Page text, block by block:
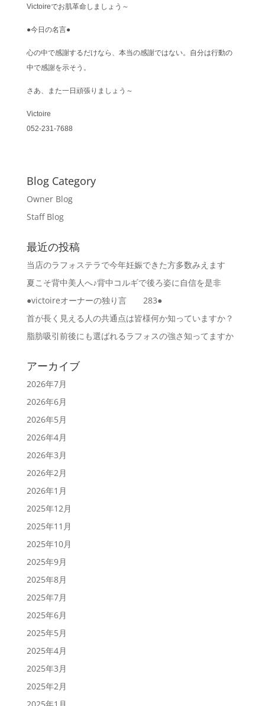
Victoireでお肌革命しましょう～
●今日の名言●
心の中で感謝するだけなら、本当の感謝ではない。自分は行動の
中で感謝を示そう。
さあ、また一日頑張りましょう～
Victoire
052-231-7688
Blog Category
Owner Blog
Staff Blog
最近の投稿
当店のラフォステラで今年妊娠できた方多数みえます
夏こそ背中美人へ♪背中コルギで後ろ姿に自信を是非
●victoireオーナーの独り言 283●
首が長く見える人の共通点は皆様何か知っていますか？
脂肪吸引前後にも選ばれるラフォスの強さ知ってますか
アーカイブ
2026年7月
2026年6月
2026年5月
2026年4月
2026年3月
2026年2月
2026年1月
2025年12月
2025年11月
2025年10月
2025年9月
2025年8月
2025年7月
2025年6月
2025年5月
2025年4月
2025年3月
2025年2月